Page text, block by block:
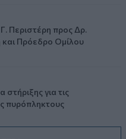
Περιστέρη προς Δρ.
Πρόεδρο Ομίλου
για τις
πυρόπληκτους